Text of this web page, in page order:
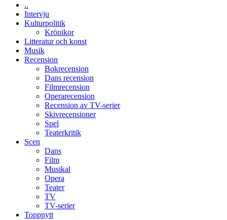
..
Intervju
Kulturpolitik
Krönikor
Litteratur och konst
Musik
Recension
Bokrecension
Dans recension
Filmrecension
Operarecension
Recension av TV-serier
Skivrecensioner
Spel
Teaterkritik
Scen
Dans
Film
Musikal
Opera
Teater
TV
TV-serier
Toppnytt